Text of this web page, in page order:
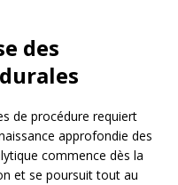
des
de procédure requiert
approfondie des
commence dès la
et se poursuit tout au